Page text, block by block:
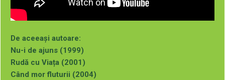
De aceeași autoare:
Nu-i de ajuns (1999)
Rudă cu Viața (2001)
Când mor fluturii (2004)